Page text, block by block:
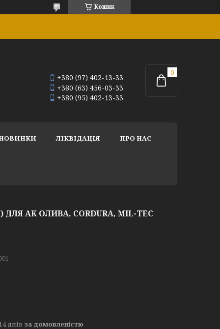
Кошик
+380 (97) 402-13-33
+380 (63) 456-03-33
+380 (95) 402-13-33
ЛІКВІДАЦІЯ ПРО НАС
ДЛЯ АК ОЛИВА, CORDURA, MIL-TEC
днів за домовленістю